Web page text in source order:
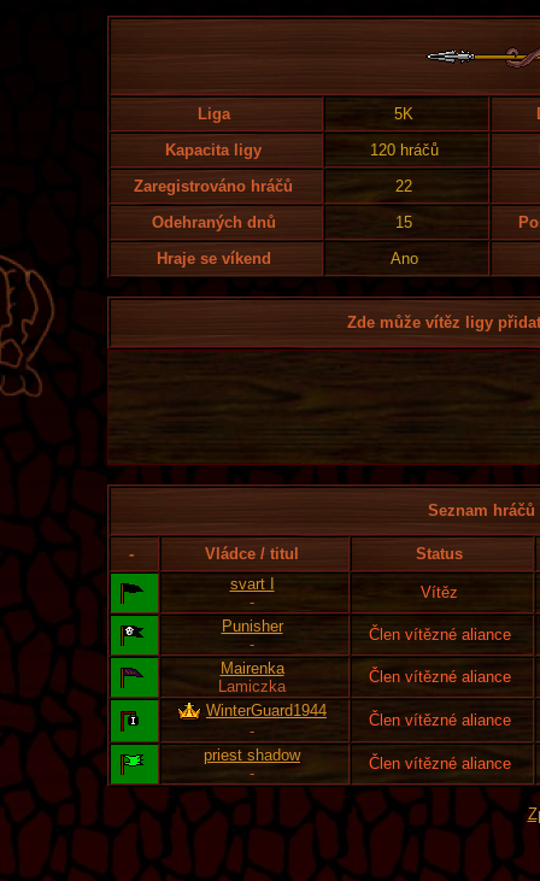
Liga 5K
Kapacita ligy
120 hráčů
Zaregistrováno hráčů
22
Odehraných dnů
15
Hraje se víkend
Ano
Zde může vítěz ligy
Seznam
- Vládce / titul
Status
svart I
-
Vítěz
Punisher
-
Člen vítězné aliance
Mairenka
Lamiczka
Člen vítězné aliance
WinterGuard1944
-
Člen vítězné aliance
priest shadow
-
Člen vítězné aliance